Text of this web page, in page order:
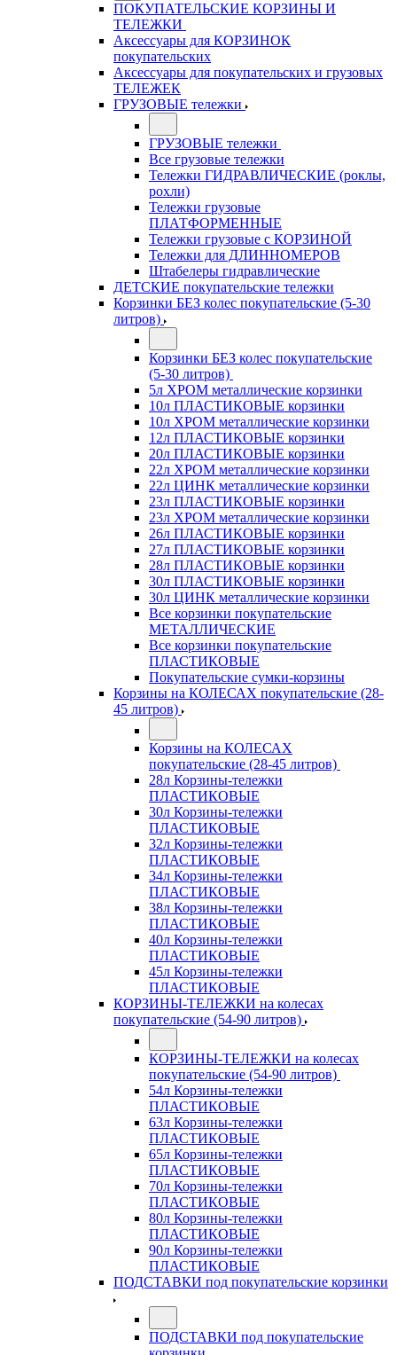
ПОКУПАТЕЛЬСКИЕ КОРЗИНЫ И
ТЕЛЕЖКИ
Аксессуары для КОРЗИНОК
покупательских
Аксессуары для покупательских и грузовых
ТЕЛЕЖЕК
ГРУЗОВЫЕ тележки
ГРУЗОВЫЕ тележки
Все грузовые тележки
Тележки ГИДРАВЛИЧЕСКИЕ (роклы,
рохли)
Тележки грузовые
ПЛАТФОРМЕННЫЕ
Тележки грузовые с КОРЗИНОЙ
Тележки для ДЛИННОМЕРОВ
Штабелеры гидравлические
ДЕТСКИЕ покупательские тележки
Корзинки БЕЗ колес покупательские (5-30
литров)
Корзинки БЕЗ колес покупательские
(5-30 литров)
5л ХРОМ металлические корзинки
10л ПЛАСТИКОВЫЕ корзинки
10л ХРОМ металлические корзинки
12л ПЛАСТИКОВЫЕ корзинки
20л ПЛАСТИКОВЫЕ корзинки
22л ХРОМ металлические корзинки
22л ЦИНК металлические корзинки
23л ПЛАСТИКОВЫЕ корзинки
23л ХРОМ металлические корзинки
26л ПЛАСТИКОВЫЕ корзинки
27л ПЛАСТИКОВЫЕ корзинки
28л ПЛАСТИКОВЫЕ корзинки
30л ПЛАСТИКОВЫЕ корзинки
30л ЦИНК металлические корзинки
Все корзинки покупательские
МЕТАЛЛИЧЕСКИЕ
Все корзинки покупательские
ПЛАСТИКОВЫЕ
Покупательские сумки-корзины
Корзины на КОЛЕСАХ покупательские (28-
45 литров)
Корзины на КОЛЕСАХ
покупательские (28-45 литров)
28л Корзины-тележки
ПЛАСТИКОВЫЕ
30л Корзины-тележки
ПЛАСТИКОВЫЕ
32л Корзины-тележки
ПЛАСТИКОВЫЕ
34л Корзины-тележки
ПЛАСТИКОВЫЕ
38л Корзины-тележки
ПЛАСТИКОВЫЕ
40л Корзины-тележки
ПЛАСТИКОВЫЕ
45л Корзины-тележки
ПЛАСТИКОВЫЕ
КОРЗИНЫ-ТЕЛЕЖКИ на колесах
покупательские (54-90 литров)
КОРЗИНЫ-ТЕЛЕЖКИ на колесах
покупательские (54-90 литров)
54л Корзины-тележки
ПЛАСТИКОВЫЕ
63л Корзины-тележки
ПЛАСТИКОВЫЕ
65л Корзины-тележки
ПЛАСТИКОВЫЕ
70л Корзины-тележки
ПЛАСТИКОВЫЕ
80л Корзины-тележки
ПЛАСТИКОВЫЕ
90л Корзины-тележки
ПЛАСТИКОВЫЕ
ПОДСТАВКИ под покупательские корзинки
ПОДСТАВКИ под покупательские